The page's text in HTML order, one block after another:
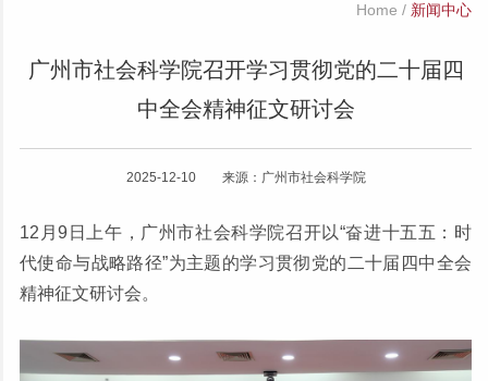
Home / 新闻中心
广州市社会科学院召开学习贯彻党的二十届四
中全会精神征文研讨会
2025-12-10 来源：广州市社会科学院
12月9日上午，广州市社会科学院召开以“奋进十五五：时
代使命与战略路径”为主题的学习贯彻党的二十届四中全会
精神征文研讨会。